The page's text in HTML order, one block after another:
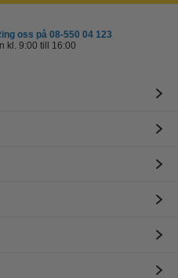
oss på 08-550 04 123
kl. 9:00 till 16:00